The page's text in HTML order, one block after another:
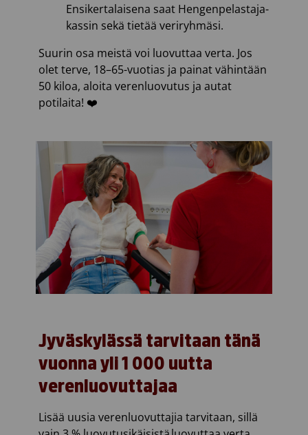
Ensikertalaisena saat Hengenpelastaja-
kassin sekä tietää veriryhmäsi.
Suurin osa meistä voi luovuttaa verta. Jos
olet terve, 18–65-vuotias ja painat vähintään
50 kiloa, aloita verenluovutus ja autat
potilaita! ❤️
Jyväskylässä tarvitaan tänä
vuonna yli 1 000 uutta
verenluovuttajaa
Lisää uusia verenluovuttajia tarvitaan, sillä